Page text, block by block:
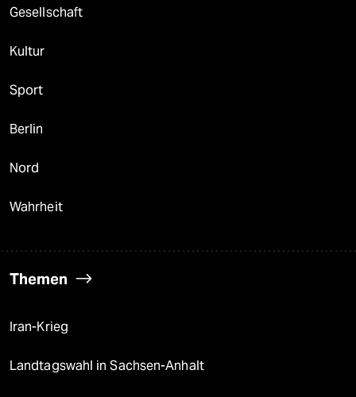
Gesellschaft
Kultur
Sport
Berlin
Nord
Wahrheit
Themen
Iran-Krieg
Landtagswahl in Sachsen-Anhalt